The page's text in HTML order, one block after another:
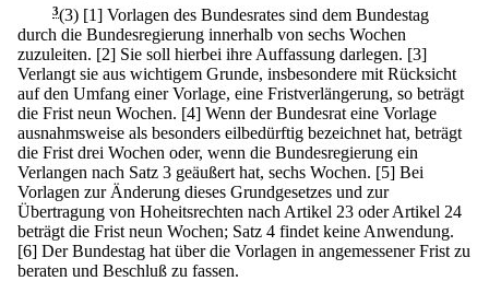
3(3) [1] Vorlagen des Bundesrates sind dem Bundestag
durch die Bundesregierung innerhalb von sechs Wochen
zuzuleiten. [2] Sie soll hierbei ihre Auffassung darlegen. [3]
Verlangt sie aus wichtigem Grunde, insbesondere mit Rücksicht
auf den Umfang einer Vorlage, eine Fristverlängerung, so beträgt
die Frist neun Wochen. [4] Wenn der Bundesrat eine Vorlage
ausnahmsweise als besonders eilbedürftig bezeichnet hat, beträgt
die Frist drei Wochen oder, wenn die Bundesregierung ein
Verlangen nach Satz 3 geäußert hat, sechs Wochen. [5] Bei
Vorlagen zur Änderung dieses Grundgesetzes und zur
Übertragung von Hoheitsrechten nach Artikel 23 oder Artikel 24
beträgt die Frist neun Wochen; Satz 4 findet keine Anwendung.
[6] Der Bundestag hat über die Vorlagen in angemessener Frist zu
beraten und Beschluß zu fassen.